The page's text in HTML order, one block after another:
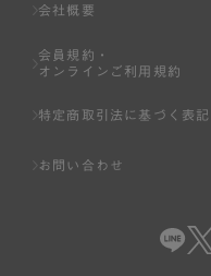
会社概要
会員規約・
オンラインご利用規約
特定商取引法に基づく表記
お問い合わせ